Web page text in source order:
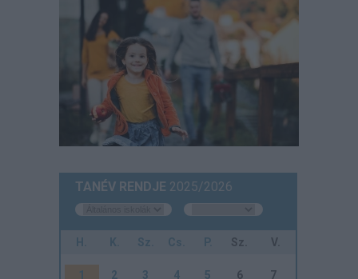
TANÉV RENDJE 2025/2026
H. K. Sz. Cs. P. Sz. V.
1 2 3 4 5 6
7